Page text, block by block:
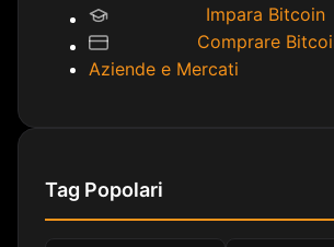
Impara Bitcoin
Comprare
Aziende e Mercati
Tag Popolari